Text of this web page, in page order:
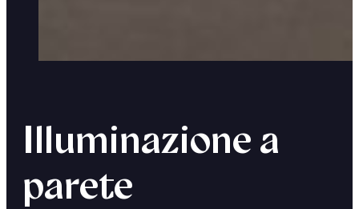
Illuminazione a
parete